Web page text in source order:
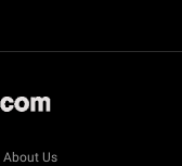
About Us